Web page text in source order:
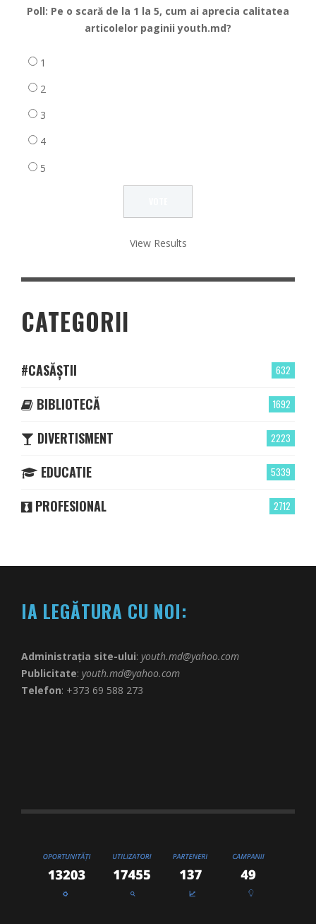
Poll: Pe o scară de la 1 la 5, cum ai aprecia calitatea
articolelor paginii youth.md?
1
2
3
4
5
View Results
CATEGORII
632
#CASĂȘTII
1692
BIBLIOTECĂ
2223
DIVERTISMENT
5339
EDUCATIE
2712
PROFESIONAL
IA LEGĂTURA CU NOI:
Administrația site-ului: youth.md@yahoo.com
Publicitate: youth.md@yahoo.com
Telefon: +373 69 588 273